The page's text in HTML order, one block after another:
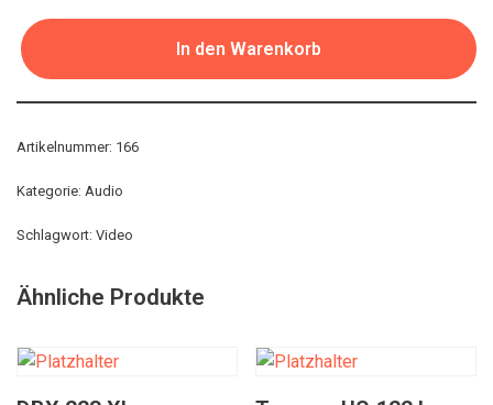
In den Warenkorb
Artikelnummer: 166
Kategorie: Audio
Schlagwort: Video
Ähnliche Produkte